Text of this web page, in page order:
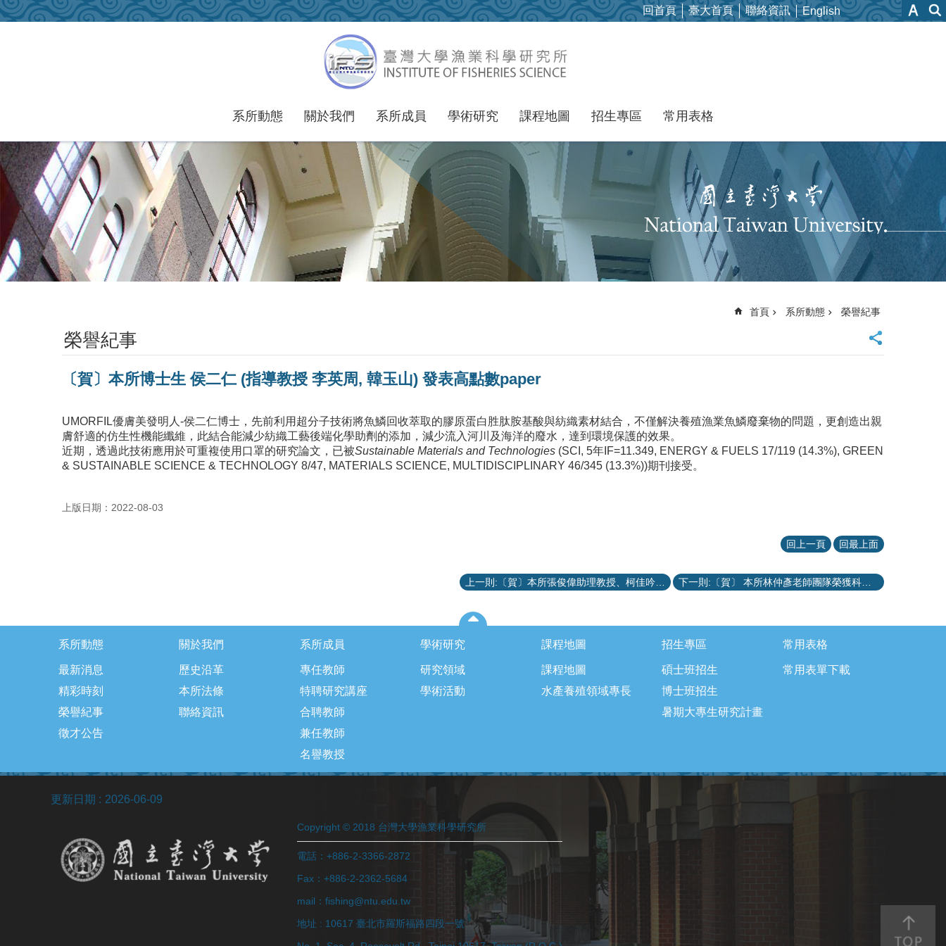
跳到主要內容區塊 回首頁 臺大首頁 聯絡資訊 English
系所動態 關於我們 系所成員 學術研究 課程地圖 招生專區 常用表格
首頁 系所動態 榮譽紀事
榮譽紀事
〔賀〕本所博士生 侯二仁 (指導教授 李英周, 韓玉山) 發表高點數paper
UMORFIL優膚美發明人-侯二仁博士，先前利用超分子技術將魚鱗回收萃取的膠原蛋白胜肽胺基酸與紡織素材結合，不僅解決養殖漁業魚鱗廢棄物的問題，更創造出親
膚舒適的仿生性機能纖維，此結合能減少紡織工藝後端化學助劑的添加，減少流入河川及海洋的廢水，達到環境保護的效果。
近期，透過此技術應用於可重複使用口罩的研究論文，已被Sustainable Materials and Technologies (SCI, 5年IF=11.349, ENERGY & FUELS 17/119 (14.3%), GREEN
& SUSTAINABLE SCIENCE & TECHNOLOGY 8/47, MATERIALS SCIENCE, MULTIDISCIPLINARY 46/345 (13.3%))期刊接受。
上版日期：2022-08-03
回上一頁 回最上面
系所動態
最新消息
精彩時刻
榮譽紀事
徵才公告
關於我們
歷史沿革
本所法條
聯絡資訊
系所成員
專任教師
特聘研究講座
合聘教師
兼任教師
名譽教授
學術研究
研究領域
學術活動
課程地圖
課程地圖
水產養殖領域專長
招生專區
碩士班招生
博士班招生
暑期大專生研究計畫
常用表格
常用表單下載
更新日期 2026-06-09
Copyright © 2018 台灣大學漁業科學研究所
電話：+886-2-3366-2872
Fax：+886-2-2362-5684
mail：fishing@ntu.edu.tw
地址 : 10617 臺北市羅斯福路四段一號